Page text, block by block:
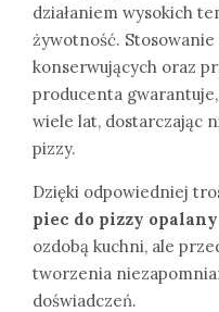
działaniem wysokich
żywotność.
konserwujących oraz
producenta gwarantuje,
wiele lat, dostarczając
pizzy.
Dzięki odpowiedniej
piec do pizzy
ozdobą kuchni, ale
tworzenia
doświadczeń.